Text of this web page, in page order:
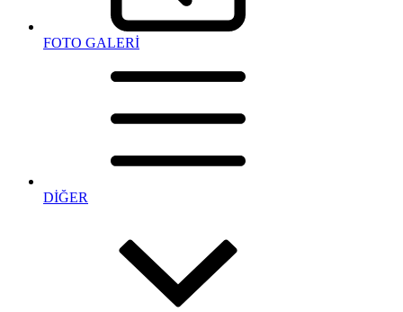
FOTO GALERİ
DİĞER